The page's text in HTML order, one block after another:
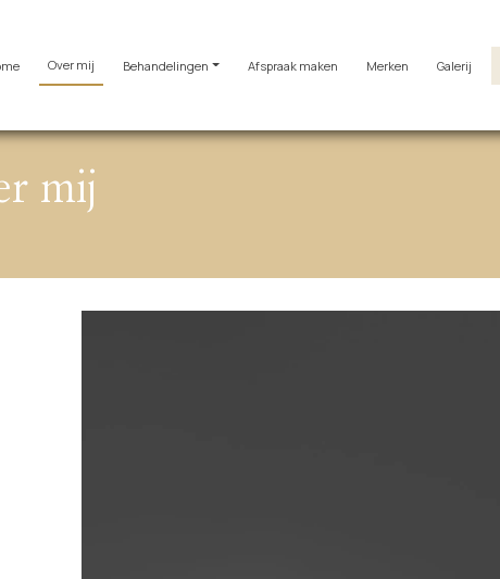
Over mij Behandelingen Afspraak maken Merken Galerij
mij